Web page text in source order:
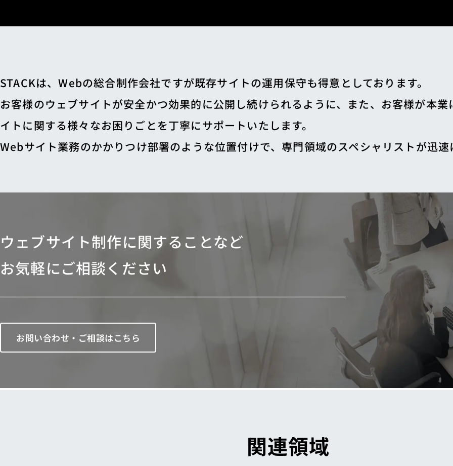
STACKは、Webの総合制作会社ですが既存サイトの運用保守も得意としております。
お客様のウェブサイトが安全かつ効果的に公開し続けられるように、また、お客様が本
イトに関する様々なお困りごとを丁寧にサポートいたします。
Webサイト業務のかかりつけ部署のような位置付けで、専門領域のスペシャリストが迅速
ウェブサイト制作に関することなど
お気軽にご相談ください
お問い合わせ・ご相談はこちら
関連領域